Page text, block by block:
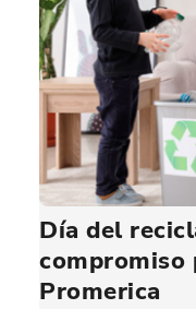
Día del
compromiso
Promerica